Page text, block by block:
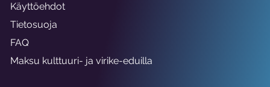
Käyttöehdot
Tietosuoja
FAQ
Maksu kulttuuri- ja virike-eduilla